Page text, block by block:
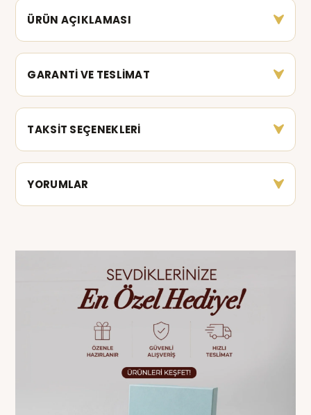
ÜRÜN AÇIKLAMASI
GARANTİ VE TESLİMAT
TAKSİT SEÇENEKLERİ
YORUMLAR